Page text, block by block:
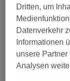
Dritten, um
Datenverkehr
Informationen
unsere
Analysen